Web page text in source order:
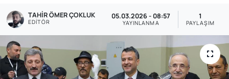
TAHIR ÖMER ÇOKLUK
EDITÖR
05.03.2026 - 08:57
YAYINLANMA
1
PAYLAŞIM
Gündem
Özel Haber